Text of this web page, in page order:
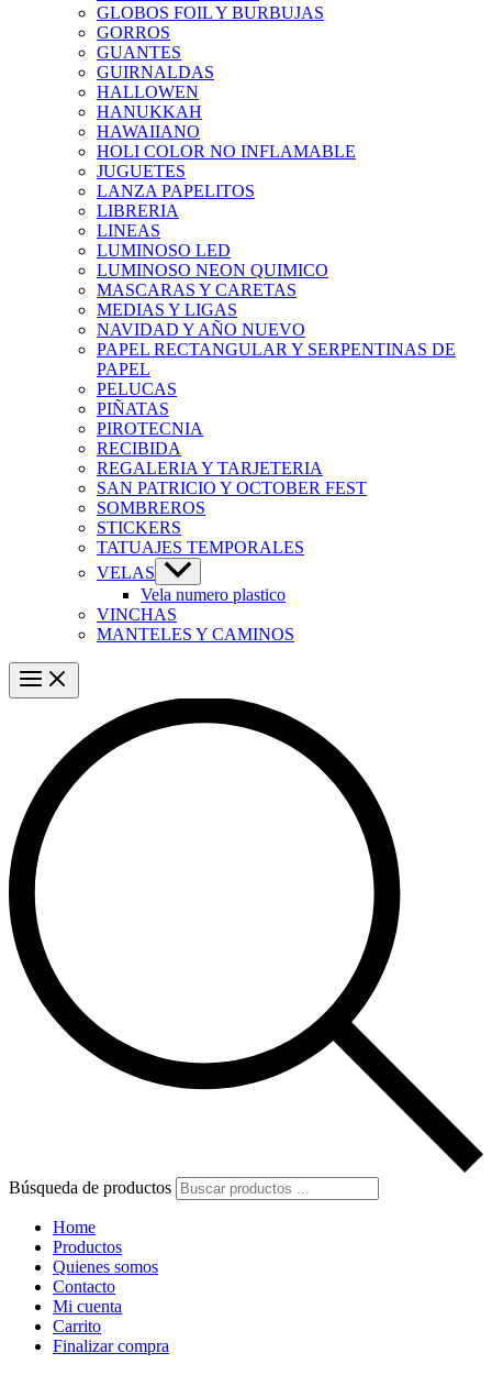
GLOBOS FOIL Y BURBUJAS
GORROS
GUANTES
GUIRNALDAS
HALLOWEN
HANUKKAH
HAWAIIANO
HOLI COLOR NO INFLAMABLE
JUGUETES
LANZA PAPELITOS
LIBRERIA
LINEAS
LUMINOSO LED
LUMINOSO NEON QUIMICO
MASCARAS Y CARETAS
MEDIAS Y LIGAS
NAVIDAD Y AÑO NUEVO
PAPEL RECTANGULAR Y SERPENTINAS DE
PAPEL
PELUCAS
PIÑATAS
PIROTECNIA
RECIBIDA
REGALERIA Y TARJETERIA
SAN PATRICIO Y OCTOBER FEST
SOMBREROS
STICKERS
TATUAJES TEMPORALES
VELAS
Vela numero plastico
VINCHAS
MANTELES Y CAMINOS
Búsqueda de productos
Home
Productos
Quienes somos
Contacto
Mi cuenta
Carrito
Finalizar compra